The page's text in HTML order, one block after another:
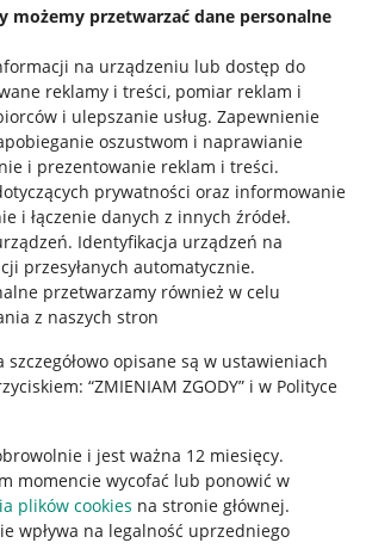
możemy przetwarzać dane personalne
na urządzeniu lub dostęp do
reklamy i treści, pomiar reklam i
i ulepszanie usług. Zapewnienie
oszustwom i naprawianie
i prezentowanie reklam i treści.
prywatności oraz informowanie
i łączenie danych z innych źródeł.
. Identyfikacja urządzeń na
przesyłanych automatycznie.
przetwarzamy również w celu
z naszych stron
opisane są w ustawieniach
“ZMIENIAM ZGODY” i w Polityce
i jest ważna 12 miesięcy.
momencie wycofać lub ponowić w
plików cookies na stronie głównej.
wpływa na legalność uprzedniego
kupujących
Usługach Cyfrowych